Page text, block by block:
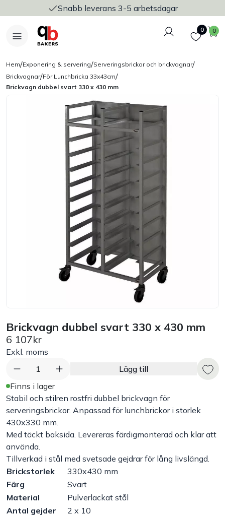
Snabb leverans 3-5 arbetsdagar
Logga in
Favoriter
0 0
Bakers Pureline
Bageriplåtar & bakformar
Stickvagnar & transport
Råvaruhantering & lagring
Exponering & servering
Städutrustning
Arbetskläder
Plåtbyte
Monin
Handla efter bransch
Varumärken
Hem/Exponering & servering/Serveringsbrickor och brickvagnar/
Brickvagnar/För Lunchbricka 33x43cm/
Brickvagn dubbel svart 330 x 430 mm
Brickvagn dubbel svart 330 x 430 mm
6 107kr
Exkl. moms
1
Lägg till
Finns i lager
Stabil och stilren rostfri dubbel brickvagn för
serveringsbrickor. Anpassad för lunchbrickor i storlek
430x330 mm.
Med täckt baksida. Levereras färdigmonterad och klar att
använda.
Tillverkad i stål med svetsade gejdrar för lång livslängd.
Brickstorlek
330x430 mm
Färg
Svart
Material
Pulverlackat stål
Antal gejder
2 x 10